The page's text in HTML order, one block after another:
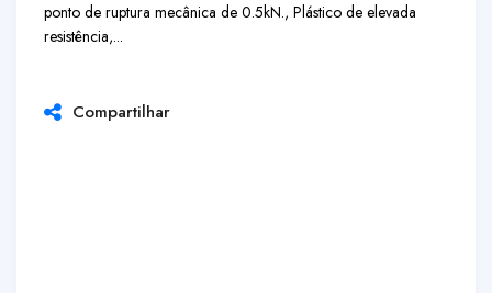
ponto de ruptura mecânica de 0.5kN., Plástico de elevada
resistência,...
Compartilhar